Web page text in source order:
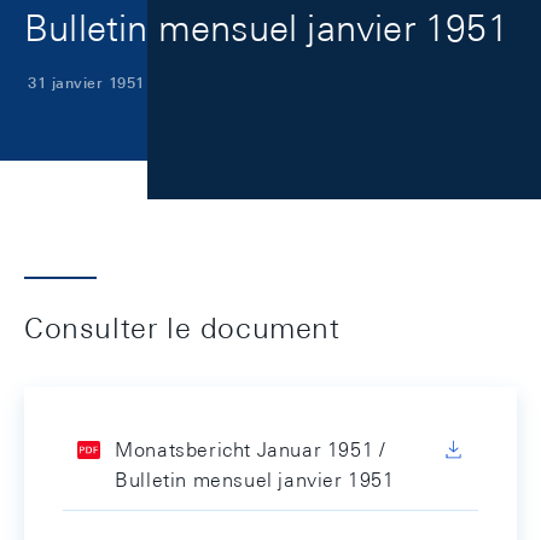
Bulletin mensuel janvier 1951
31 janvier 1951
Consulter le document
Monatsbericht Januar 1951 /
Bulletin mensuel janvier 1951